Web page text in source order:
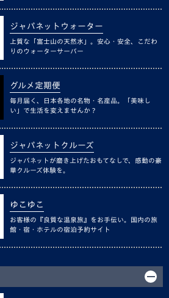
ジャパネットウォーター
上質な「富士山の天然水」。安心・安全、こだわ
りのウォーターサーバー
グルメ定期便
毎月届く、日本各地の名物・名産品。「美味し
い」で生活を変えませんか？
ジャパネットクルーズ
ジャパネットが磨き上げたおもてなしで、感動の豪
華クルーズ体験を。
ゆこゆこ
お客様の『良質な温泉旅』をお手伝い。国内の旅
館・宿・ホテルの宿泊予約サイト